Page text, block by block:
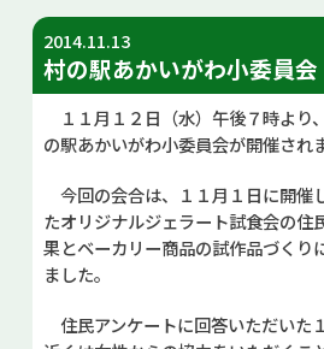
2014.11.13
村の駅あかいがわ小委員会
１１月１２日（水）午後７時より
の駅あかいがわ小委員会が開催され
今回の会合は、１１月１日に開催
たオリジナルジェラート試食会の住
果とベーカリー商品の試作品づくり
ました。
住民アンケートに回答いただいた